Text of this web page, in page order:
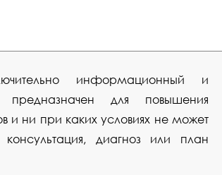
информационный и
предназначен для повышения
и ни при каких условиях не может
диагноз или план